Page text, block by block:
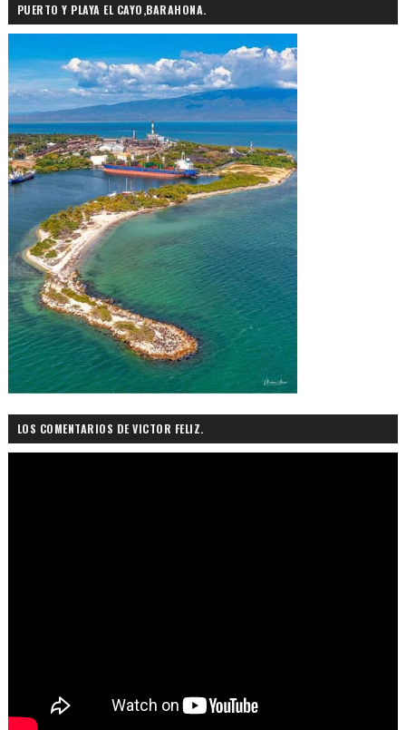
PUERTO Y PLAYA EL CAYO,BARAHONA.
LOS COMENTARIOS DE VICTOR FELIZ.